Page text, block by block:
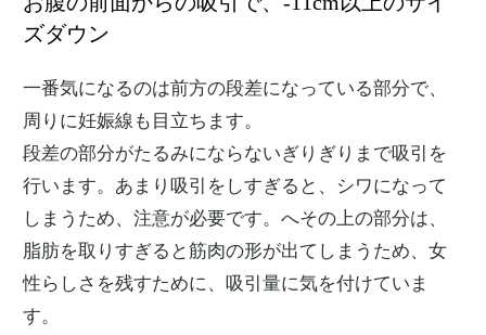
ズダウン
一番気になるのは前方の段差になっている部分で、
周りに妊娠線も目立ちます。
段差の部分がたるみにならないぎりぎりまで吸引を
行います。あまり吸引をしすぎると、シワになって
しまうため、注意が必要です。へその上の部分は、
脂肪を取りすぎると筋肉の形が出てしまうため、 女
性らしさを残すために、吸引量に気を付けていま
す。